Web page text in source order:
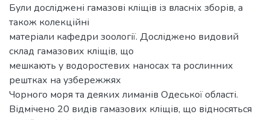
Були досліджені гамазові кліщів із власніх зборів, а
також колекційні
матеріали кафедри зоології. Досліджено видовий
склад гамазових кліщів, що
мешкають у водоростевих наносах та рослинних
рештках на узбережжях
Чорного моря та деяких лиманів Одеської області.
Відмічено 20 видів гамазових кліщів, що відносяться